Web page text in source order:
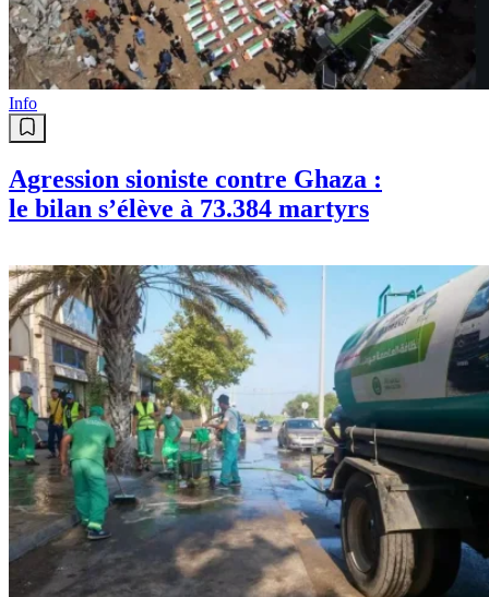
Info
Agression sioniste contre Ghaza :
le bilan s’élève à 73.384 martyrs